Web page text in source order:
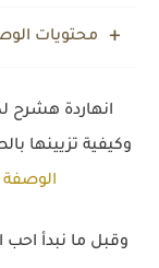
محتويات
انهاردة هشرح
وكيفية تزيينها
وقبل ما نبدأ احب